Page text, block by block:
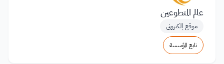
عالم المتطوعين
موقع إلكتروني
تابع المؤسسة